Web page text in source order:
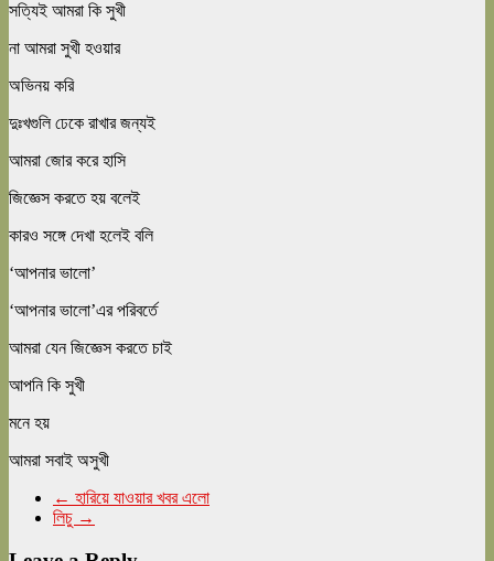
সত্যিই আমরা কি সুখী
না আমরা সুখী হওয়ার
অভিনয় করি
দুঃখগুলি ঢেকে রাখার জন্যই
আমরা জোর করে হাসি
জিজ্ঞেস করতে হয় বলেই
কারও সঙ্গে দেখা হলেই বলি
‘আপনার ভালো’
‘আপনার ভালো’এর পরিবর্তে
আমরা যেন জিজ্ঞেস করতে চাই
আপনি কি সুখী
মনে হয়
আমরা সবাই অসুখী
← হারিয়ে যাওয়ার খবর এলো
লিচু →